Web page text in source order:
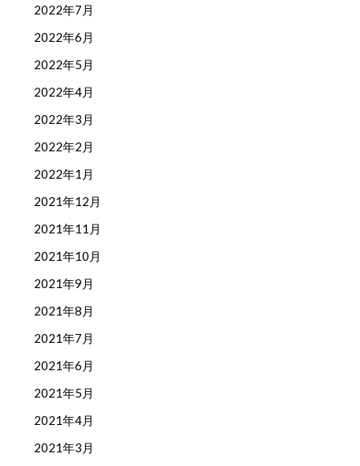
2022年7月
2022年6月
2022年5月
2022年4月
2022年3月
2022年2月
2022年1月
2021年12月
2021年11月
2021年10月
2021年9月
2021年8月
2021年7月
2021年6月
2021年5月
2021年4月
2021年3月